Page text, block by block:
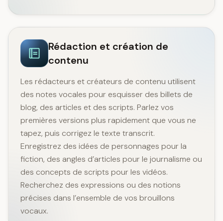
Rédaction et création de
contenu
Les rédacteurs et créateurs de contenu utilisent
des notes vocales pour esquisser des billets de
blog, des articles et des scripts. Parlez vos
premières versions plus rapidement que vous ne
tapez, puis corrigez le texte transcrit.
Enregistrez des idées de personnages pour la
fiction, des angles d’articles pour le journalisme ou
des concepts de scripts pour les vidéos.
Recherchez des expressions ou des notions
précises dans l’ensemble de vos brouillons
vocaux.